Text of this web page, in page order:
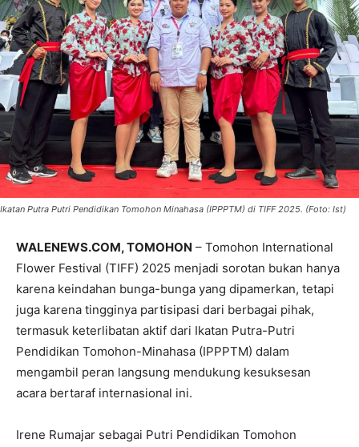
Ikatan Putra Putri Pendidikan Tomohon Minahasa (IPPPTM) di TIFF 2025. (Foto: Ist)
WALENEWS.COM, TOMOHON – Tomohon International
Flower Festival (TIFF) 2025 menjadi sorotan bukan hanya
karena keindahan bunga-bunga yang dipamerkan, tetapi
juga karena tingginya partisipasi dari berbagai pihak,
termasuk keterlibatan aktif dari Ikatan Putra-Putri
Pendidikan Tomohon-Minahasa (IPPPTM) dalam
mengambil peran langsung mendukung kesuksesan
acara bertaraf internasional ini.
Irene Rumajar sebagai Putri Pendidikan Tomohon